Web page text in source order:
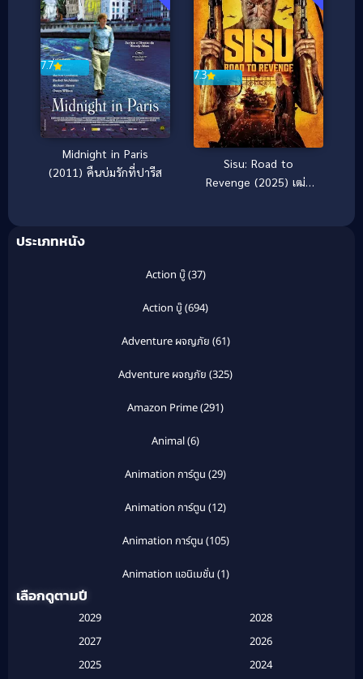
7.7
Midnight in Paris
(2011) คืนบ่มรักที่ปารีส
7.3
Sisu: Road to
Revenge (2025) เฒ่า
ประเภทหนัง
Action บู๊(37)
Action บู๊(694)
Adventure ผจญภัย (61)
Adventure ผจญภัย (325)
Amazon Prime(291)
Animal(6)
Animation การ์ตูน (29)
Animation การ์ตูน (12)
Animation การ์ตูน (105)
Animation แอนิเมชั่น (1)
เลือกดูตามปี
2029
2028
2027
2026
2025
2024